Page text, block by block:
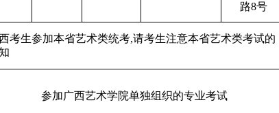
路8号
考生参加本省艺术类统考,请考生注意本省艺术类考试的
参加广西艺术学院单独组织的专业考试